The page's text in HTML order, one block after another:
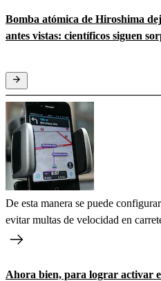
Bomba atómica de Hiroshima
antes vistas: científicos siguen
De esta manera se puede
evitar multas de velocidad en
Ahora bien, para lograr activar